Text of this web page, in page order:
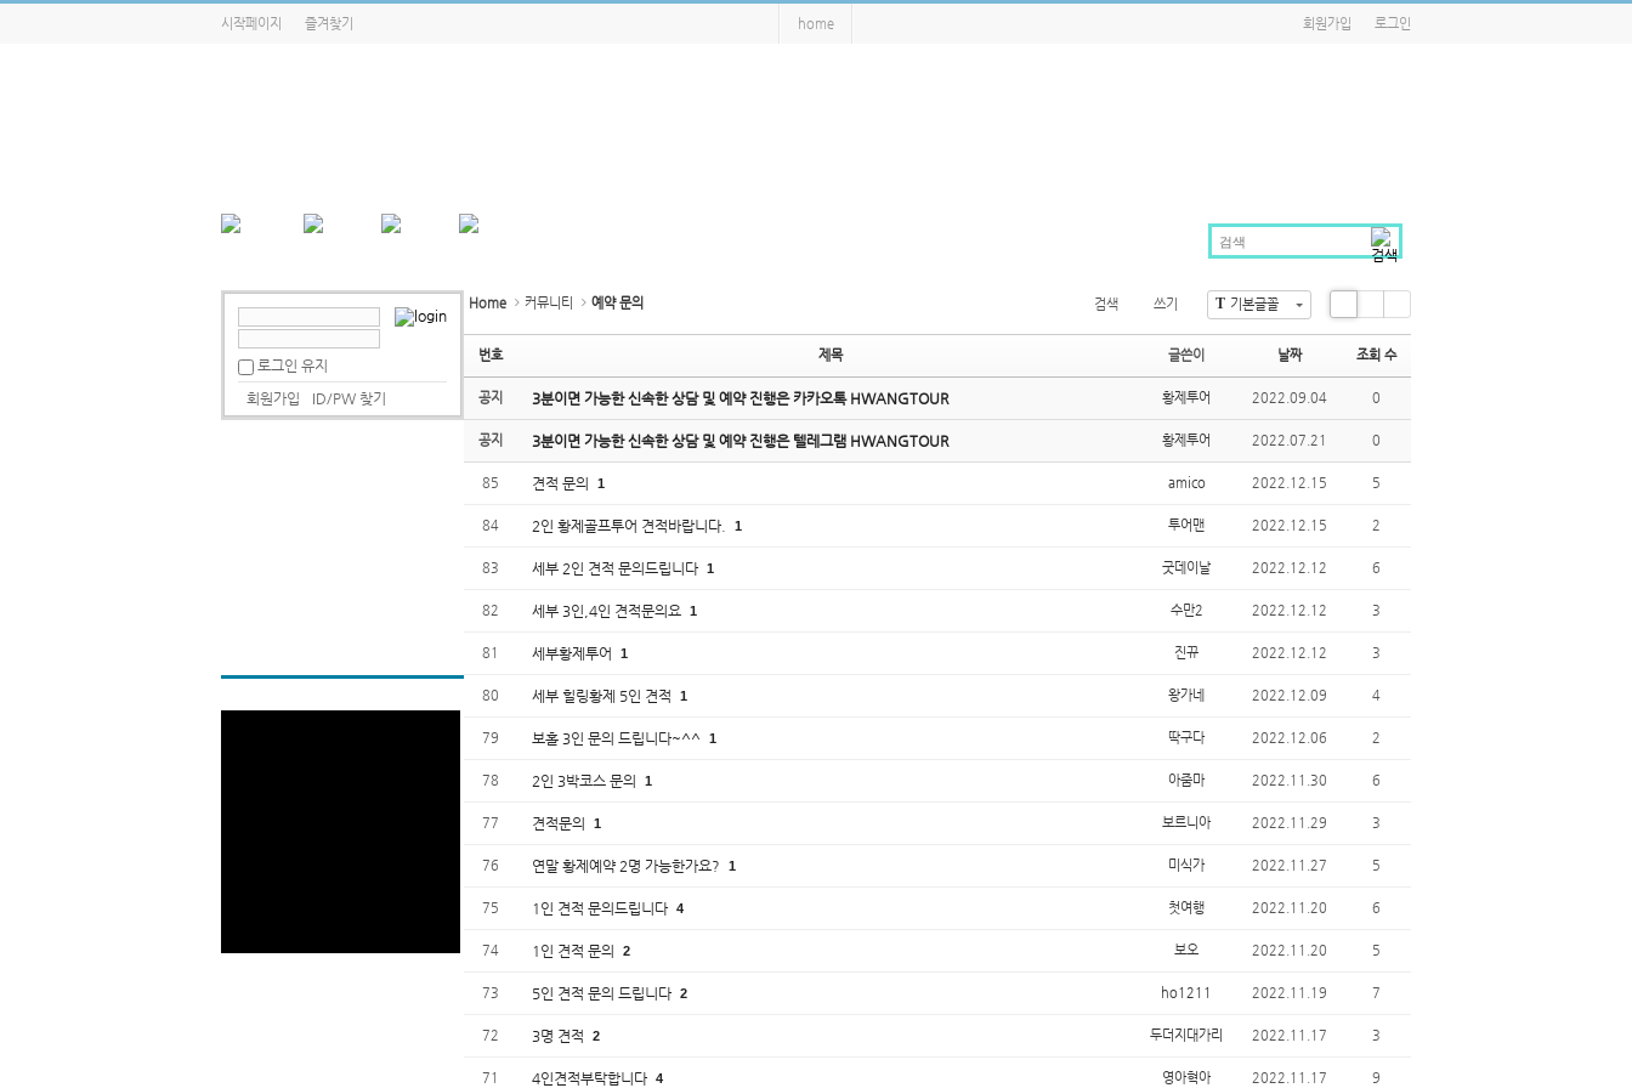
시작페이지 즐겨찾기 home 회원가입 로그인
Home 커뮤니티 예약 문의 T 기본글꼴
검색 쓰기
Li
Zi
n
G
al
le
번호 제목 글쓴이 날짜 조회 수
공지 3분이면 가능한 신속한 상담 및 예약 진행은 카카오톡 HWANGTOUR 황제투어 2022.09.04 0
공지 3분이면 가능한 신속한 상담 및 예약 진행은 텔레그램 HWANGTOUR 황제투어 2022.07.21 0
85 견적 문의 1 amico 2022.12.15 5
84 2인 황제골프투어 견적바랍니다. 1 투어맨 2022.12.15 2
83 세부 2인 견적 문의드립니다 1 굿데이날 2022.12.12 6
82 세부 3인,4인 견적문의요 1 수만2 2022.12.12 3
81 세부황제투어 1 진뀨 2022.12.12 3
80 세부 힐링황제 5인 견적 1 왕가네 2022.12.09 4
79 보홀 3인 문의 드립니다~^^ 1 딱구다 2022.12.06 2
78 2인 3박코스 문의 1 아줌마 2022.11.30 6
77 견적문의 1 보르니아 2022.11.29 3
76 연말 황제예약 2명 가능한가요? 1 미식가 2022.11.27 5
75 1인 견적 문의드립니다 4 첫여행 2022.11.20 6
74 1인 견적 문의 2 보오 2022.11.20 5
73 5인 견적 문의 드립니다 2 ho1211 2022.11.19 7
72 3명 견적 2 두더지대가리 2022.11.17 3
71 4인견적부탁합니다 4 영아혁아 2022.11.17 9
로그인 유지
회원가입
ID/PW 찾기